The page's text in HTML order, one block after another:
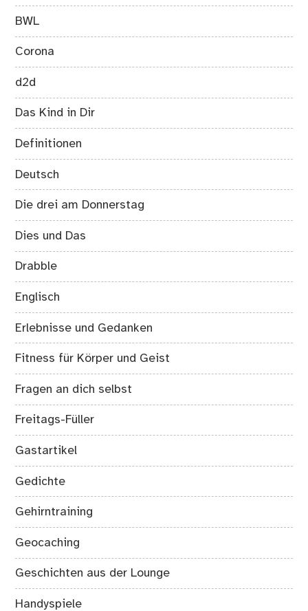
BWL
Corona
d2d
Das Kind in Dir
Definitionen
Deutsch
Die drei am Donnerstag
Dies und Das
Drabble
Englisch
Erlebnisse und Gedanken
Fitness für Körper und Geist
Fragen an dich selbst
Freitags-Füller
Gastartikel
Gedichte
Gehirntraining
Geocaching
Geschichten aus der Lounge
Handyspiele